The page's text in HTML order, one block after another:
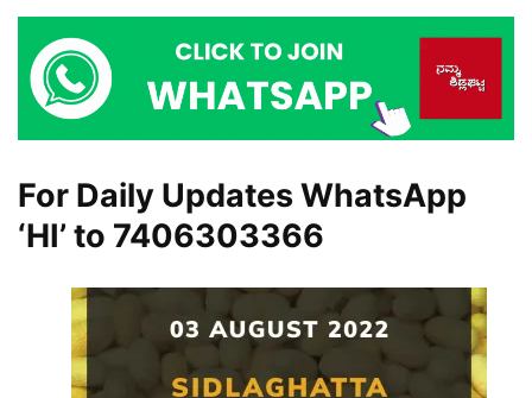
For Daily Updates WhatsApp
‘HI’ to 7406303366